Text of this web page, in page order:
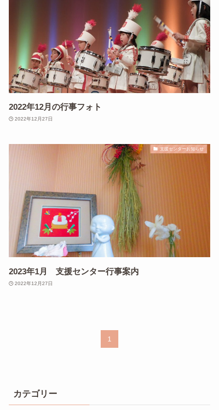
2022年12月の行事フォト
2022年12月27日
支援センターお知らせ
2023年1月 支援センター行事案内
2022年12月27日
1
カテゴリー